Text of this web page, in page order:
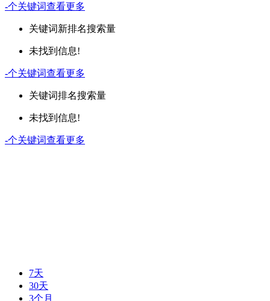
-个关键词查看更多
关键词新排名搜索量
未找到信息!
-个关键词查看更多
关键词排名搜索量
未找到信息!
-个关键词查看更多
7天
30天
3个月